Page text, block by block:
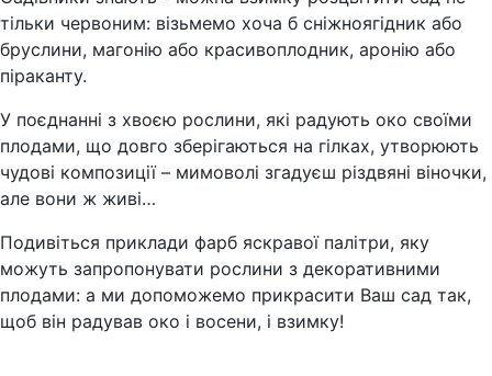
тільки червоним: візьмемо хоча б сніжноягідник або
бруслини, магонію або красивоплодник, аронію або
піраканту.
У поєднанні з хвоєю рослини, які радують око своїми
плодами, що довго зберігаються на гілках, утворюють
чудові композиції – мимоволі згадуєш різдвяні віночки,
але вони ж живі…
Подивіться приклади фарб яскравої палітри, яку
можуть запропонувати рослини з декоративними
плодами: а ми допоможемо прикрасити Ваш сад так,
щоб він радував око і восени, і взимку!